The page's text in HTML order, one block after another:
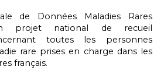
de Données Maladies Rares
national de recueil
toutes les personnes
rare prises en charge dans les
français.